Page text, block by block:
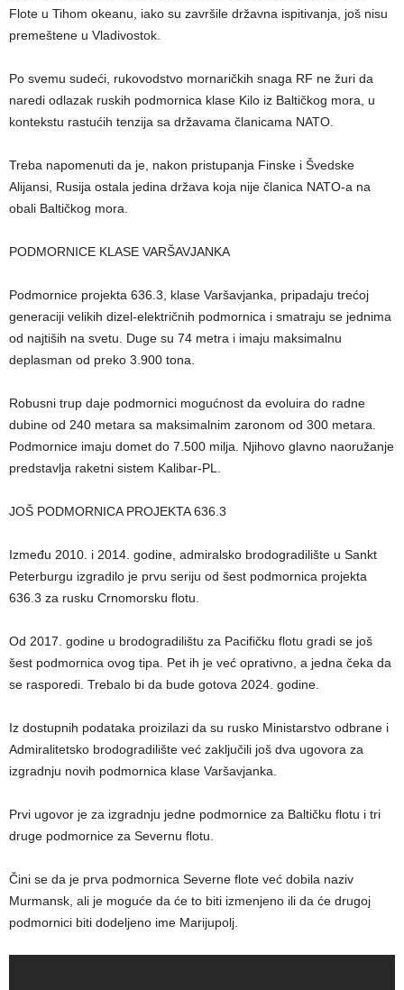
Flote u Tihom okeanu, iako su završile državna ispitivanja, još nisu
premeštene u Vladivostok.
Po svemu sudeći, rukovodstvo mornaričkih snaga RF ne žuri da
naredi odlazak ruskih podmornica klase Kilo iz Baltičkog mora, u
kontekstu rastućih tenzija sa državama članicama NATO.
Treba napomenuti da je, nakon pristupanja Finske i Švedske
Alijansi, Rusija ostala jedina država koja nije članica NATO-a na
obali Baltičkog mora.
PODMORNICE KLASE VARŠAVJANKA
Podmornice projekta 636.3, klase Varšavjanka, pripadaju trećoj
generaciji velikih dizel-električnih podmornica i smatraju se jednima
od najtiših na svetu. Duge su 74 metra i imaju maksimalnu
deplasman od preko 3.900 tona.
Robusni trup daje podmornici mogućnost da evoluira do radne
dubine od 240 metara sa maksimalnim zaronom od 300 metara.
Podmornice imaju domet do 7.500 milja. Njihovo glavno naoružanje
predstavlja raketni sistem Kalibar-PL.
JOŠ PODMORNICA PROJEKTA 636.3
Između 2010. i 2014. godine, admiralsko brodogradilište u Sankt
Peterburgu izgradilo je prvu seriju od šest podmornica projekta
636.3 za rusku Crnomorsku flotu.
Od 2017. godine u brodogradilištu za Pacifičku flotu gradi se još
šest podmornica ovog tipa. Pet ih je već oprativno, a jedna čeka da
se rasporedi. Trebalo bi da bude gotova 2024. godine.
Iz dostupnih podataka proizilazi da su rusko Ministarstvo odbrane i
Admiralitetsko brodogradilište već zaključili još dva ugovora za
izgradnju novih podmornica klase Varšavjanka.
Prvi ugovor je za izgradnju jedne podmornice za Baltičku flotu i tri
druge podmornice za Severnu flotu.
Čini se da je prva podmornica Severne flote već dobila naziv
Murmansk, ali je moguće da će to biti izmenjeno ili da će drugoj
podmornici biti dodeljeno ime Marijupolj.